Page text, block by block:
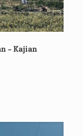
– Kajian